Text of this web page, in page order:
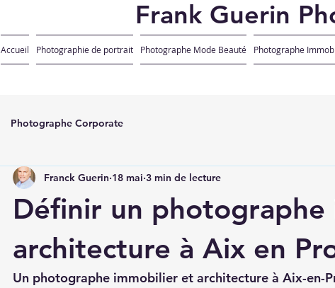
Frank Guerin
Accueil Photographie de portrait Photographe Mode Beauté Photographe
Photographe Corporate
Définir un
architecture à Aix en
Franck Guerin 18 mai 3 min de lecture
Un photographe immobilier et architecture à Aix-en-